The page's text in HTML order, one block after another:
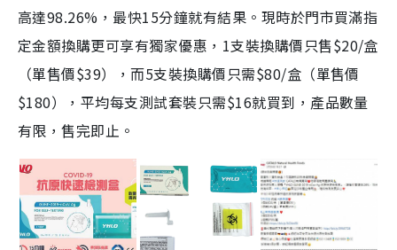
高達98.26%，最快15分鐘就有結果。現時於門市買滿指
定金額換購更可享有獨家優惠，1支裝換購價只售$20/盒
（單售價$39），而5支裝換購價只需$80/盒（單售價
$180），平均每支測試套裝只需$16就買到，產品數量
有限，售完即止。